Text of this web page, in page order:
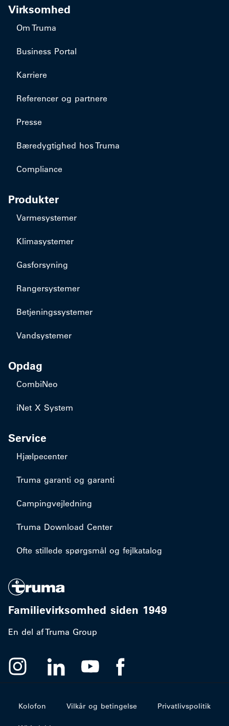
Virksomhed
Om Truma
Business Portal
Karriere
Referencer og partnere
Presse
Bæredygtighed hos Truma
Compliance
Produkter
Varmesystemer
Klimasystemer
Gasforsyning
Rangersystemer
Betjeningssystemer
Vandsystemer
Opdag
CombiNeo
iNet X System
Service
Hjælpecenter
Truma garanti og garanti
Campingvejledning
Truma Download Center
Ofte stillede spørgsmål og fejlkatalog
Familievirksomhed siden 1949
En del af Truma Group
Kolofon Vilkår og betingelse Privatlivspolitik